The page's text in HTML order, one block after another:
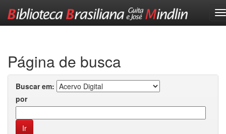
Página de busca
Buscar em:
por